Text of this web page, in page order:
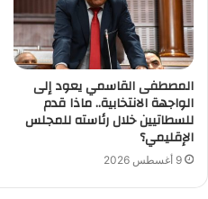
المصطفى القاسمي يعود إلى
الواجهة الانتخابية.. ماذا قدم
للسطاتيين خلال رئاسته للمجلس
الإقليمي؟
9 أغسطس 2026